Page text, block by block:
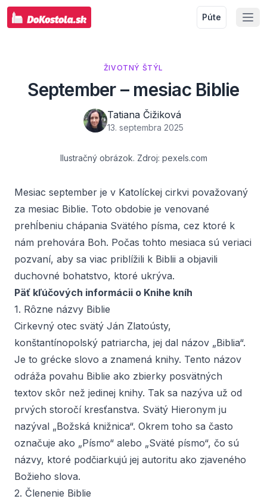
Púte
ŽIVOTNÝ ŠTÝL
September – mesiac Biblie
Tatiana Čižiková
13. septembra 2025
Ilustračný obrázok. Zdroj: pexels.com
Mesiac september je v Katolíckej cirkvi považovaný
za mesiac Biblie. Toto obdobie je venované
prehĺbeniu chápania Svätého písma, cez ktoré k
nám prehovára Boh. Počas tohto mesiaca sú veriaci
pozvaní, aby sa viac priblížili k Biblii a objavili
duchovné bohatstvo, ktoré ukrýva.
Päť kľúčových informácii o Knihe kníh
1. Rôzne názvy Biblie
Cirkevný otec svätý Ján Zlatoústy,
konštantínopolský patriarcha, jej dal názov „Biblia“.
Je to grécke slovo a znamená knihy. Tento názov
odráža povahu Biblie ako zbierky posvätných
textov skôr než jedinej knihy. Tak sa nazýva už od
prvých storočí kresťanstva. Svätý Hieronym ju
nazýval „Božská knižnica“. Okrem toho sa často
označuje ako „Písmo“ alebo „Sväté písmo“, čo sú
názvy, ktoré podčiarkujú jej autoritu ako zjaveného
Božieho slova.
2. Členenie Biblie